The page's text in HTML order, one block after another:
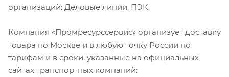
организаций: Деловые линии, ПЭК.
Компания «Промресурссервис» организует доставку
товара по Москве и в любую точку России по
тарифам и в сроки, указанные на официальных
сайтах транспортных компаний: